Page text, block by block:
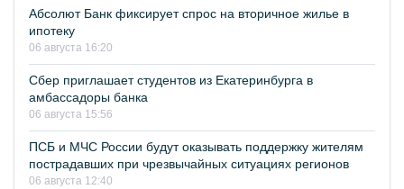
Абсолют Банк фиксирует спрос на вторичное жилье в
ипотеку
06 августа 16:20
Сбер приглашает студентов из Екатеринбурга в
амбассадоры банка
06 августа 15:56
ПСБ и МЧС России будут оказывать поддержку жителям
пострадавших при чрезвычайных ситуациях регионов
06 августа 12:40